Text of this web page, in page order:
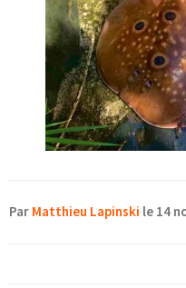
Par Matthieu Lapinski le 14